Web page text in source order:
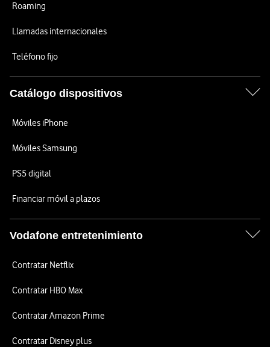
Roaming
Llamadas internacionales
Teléfono fijo
Catálogo dispositivos
Móviles iPhone
Móviles Samsung
PS5 digital
Financiar móvil a plazos
Vodafone entretenimiento
Contratar Netflix
Contratar HBO Max
Contratar Amazon Prime
Contratar Disney plus